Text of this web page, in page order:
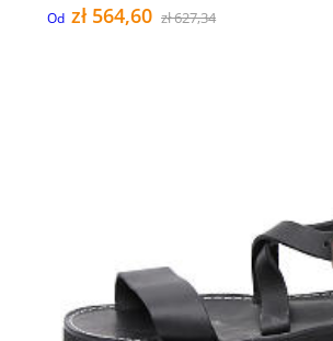
Od zł 564,60 zł 627,34